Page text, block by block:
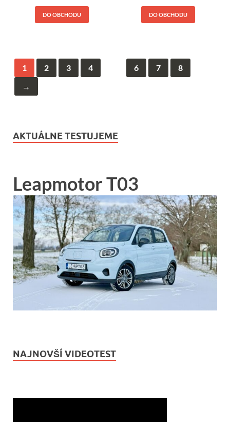
DO OBCHODU DO OBCHODU
1 2 3 4 6 7
8
→
AKTUÁLNE TESTUJEME
Leapmotor T03
NAJNOVŠÍ VIDEOTEST